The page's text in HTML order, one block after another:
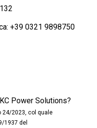
+39 0321 9898750
Power Solutions?
24/2023, col quale
1937 del